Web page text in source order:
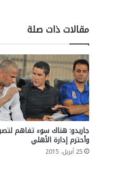
مقالات ذات صلة
جاريدو: هناك سوء تفاهم
وأحترم إدارة الأهلي
25 أبريل، 2015